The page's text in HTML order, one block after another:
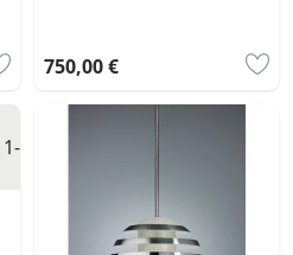
750,00 €